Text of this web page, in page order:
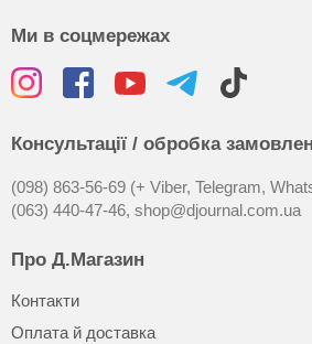
Ми в соцмережах
Консультації / обробка
(098) 863-56-69 (+ Viber, Telegram,
(063) 440-47-46, shop@djournal.com.ua
Про Д.Магазин
Контакти
Оплата й доставка